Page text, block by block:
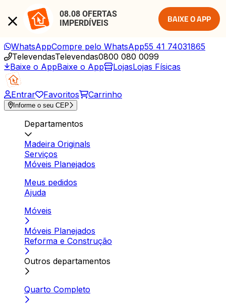
08.08 OFERTAS
IMPERDÍVEIS
BAIXE O APP
WhatsAppCompre pelo WhatsApp55 41 74031865
TelevendasTelevendas0800 080 0099
Baixe o AppBaixe o App LojasLojas Físicas
Entrar Favoritos Carrinho
Informe o seu CEP
Departamentos
Madeira Originals
Serviços
Móveis Planejados
Meus pedidos
Ajuda
Móveis
Móveis Planejados
Reforma e Construção
Outros departamentos
Quarto Completo